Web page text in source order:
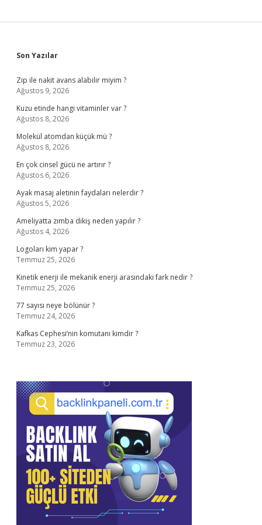
Sidebar
Son Yazılar
Zip ile nakit avans alabilir miyim ?
Ağustos 9, 2026
Kuzu etinde hangi vitaminler var ?
Ağustos 8, 2026
Molekül atomdan küçük mü ?
Ağustos 8, 2026
En çok cinsel gücü ne artırır ?
Ağustos 6, 2026
Ayak masaj aletinin faydaları nelerdir ?
Ağustos 5, 2026
Ameliyatta zımba dikiş neden yapılır ?
Ağustos 4, 2026
Logoları kim yapar ?
Temmuz 25, 2026
Kinetik enerji ile mekanik enerji arasındaki fark nedir ?
Temmuz 25, 2026
77 sayısı neye bölünür ?
Temmuz 24, 2026
Kafkas Cephesi’nin komutanı kimdir ?
Temmuz 23, 2026